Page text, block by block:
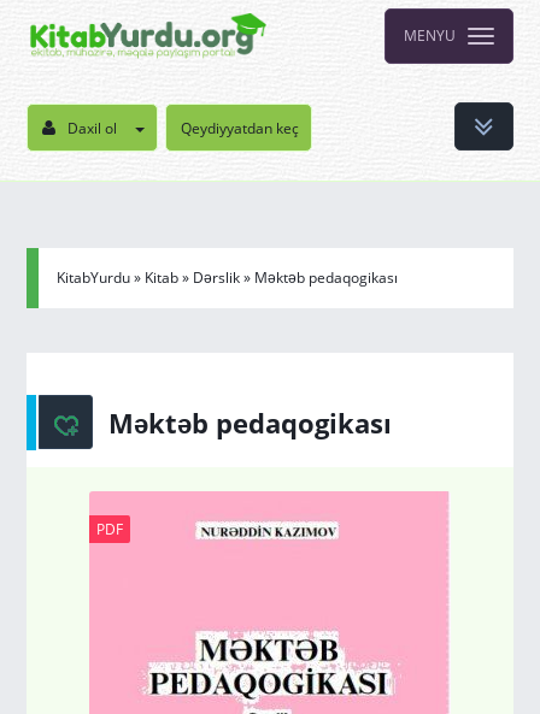
MENYU
Daxil ol Qeydiyyatdan keç
KitabYurdu» Kitab» Dərslik» Məktəb pedaqogikası
Məktəb pedaqogikası
PDF